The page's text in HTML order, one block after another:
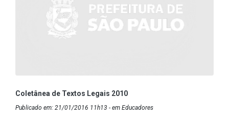
Coletânea de Textos Legais 2010
Publicado em: 21/01/2016 11h13 - em Educadores